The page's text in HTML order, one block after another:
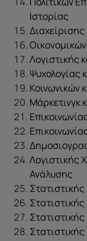
Ιστορίας
Λογιστικής
Ψυχολογίας
Κοινωνικών
Μάρκετινγκ
Λογιστικής
Ανάλυσης
Στατιστικής